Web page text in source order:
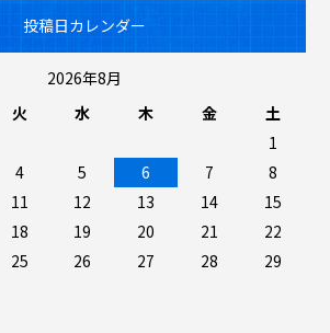
投稿日カレンダー
2026年8月
火 水 木 金 土
1
4 5 6 7
8
11 12 13 14
15
18 19 20 21
22
25 26 27 28
29